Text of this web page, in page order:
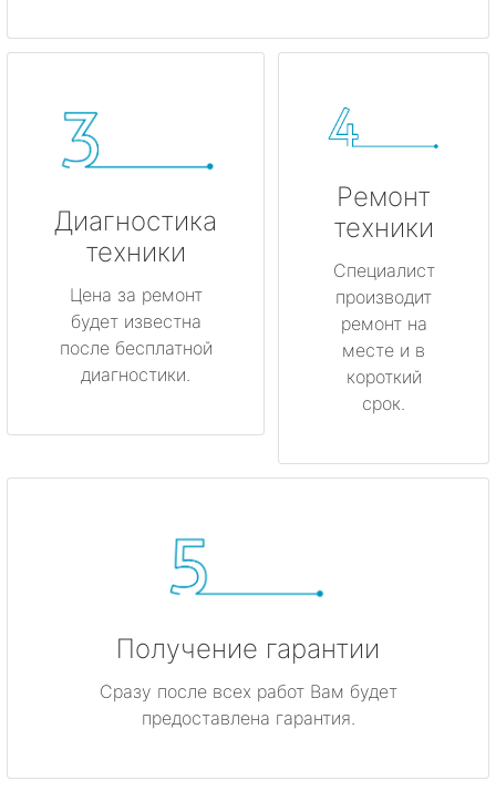
Диагностика
техники
Цена за ремонт
будет известна
после бесплатной
диагностики.
Ремонт
техники
Специалист
производит
ремонт на
месте и в
короткий
срок.
Получение гарантии
Сразу после всех работ Вам будет
предоставлена гарантия.